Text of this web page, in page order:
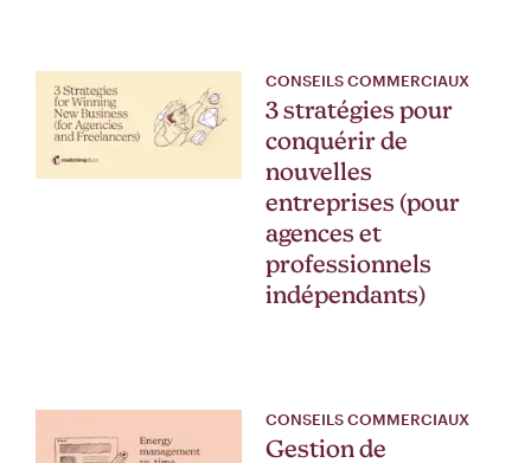
CONSEILS COMMERCIAUX
3 stratégies pour
conquérir de
nouvelles
entreprises (pour
agences et
professionnels
indépendants)
CONSEILS COMMERCIAUX
Gestion de